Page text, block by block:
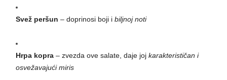
Svež peršun – doprinosi boji i biljnoj noti
Hrpa kopra – zvezda ove salate, daje joj karakterističan i
osvežavajući miris